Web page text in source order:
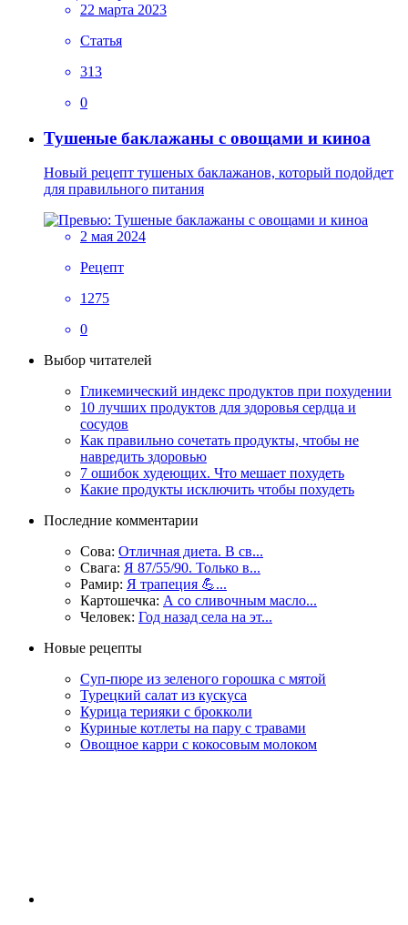
22 марта 2023
Статья
313
0
Тушеные баклажаны с овощами и киноа
Новый рецепт тушеных баклажанов, который подойдет
для правильного питания
2 мая 2024
Рецепт
1275
0
Выбор читателей
Гликемический индекс продуктов при похудении
10 лучших продуктов для здоровья сердца и
сосудов
Как правильно сочетать продукты, чтобы не
навредить здоровью
7 ошибок худеющих. Что мешает похудеть
Какие продукты исключить чтобы похудеть
Последние комментарии
Сова: Отличная диета. В св...
Свага: Я 87/55/90. Только в...
Рамир: Я трапеция 💪...
Картошечка: А со сливочным масло...
Человек: Год назад села на эт...
Новые рецепты
Суп-пюре из зеленого горошка с мятой
Турецкий салат из кускуса
Курица терияки с брокколи
Куриные котлеты на пару с травами
Овощное карри с кокосовым молоком